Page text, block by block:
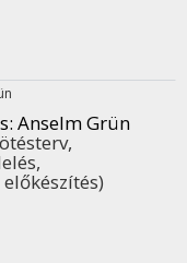
: Anselm Grün